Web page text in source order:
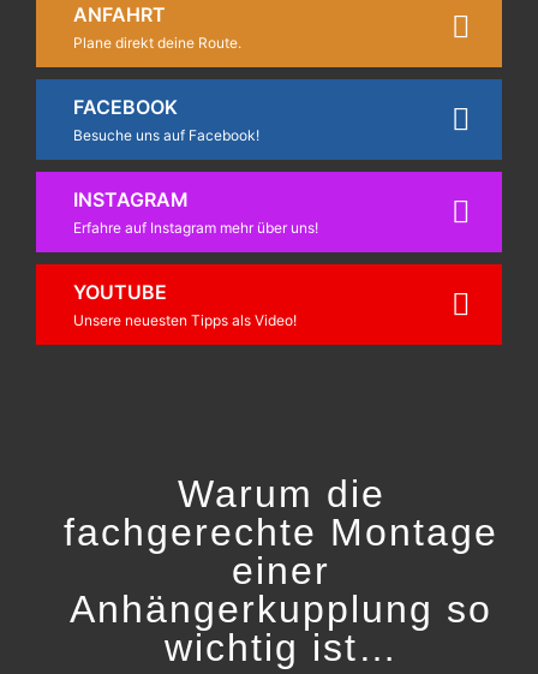
ANFAHRT
Plane direkt deine Route.
FACEBOOK
Besuche uns auf Facebook!
INSTAGRAM
Erfahre auf Instagram mehr über uns!
YOUTUBE
Unsere neuesten Tipps als Video!
Warum die
fachgerechte Montage
einer
Anhängerkupplung so
wichtig ist…